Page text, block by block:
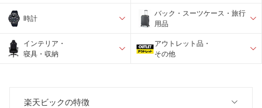
時計
バック・スーツケース・旅行
用品
インテリア・
寝具・収納
アウトレット品・
その他
楽天ビックの特徴